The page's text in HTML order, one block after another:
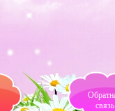
связь